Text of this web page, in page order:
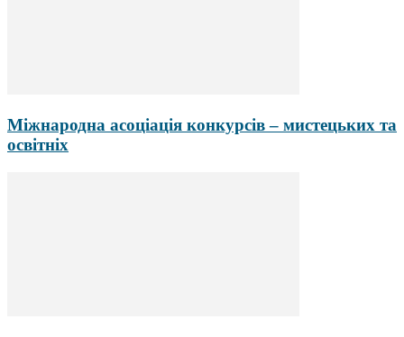
Міжнародна асоціація конкурсів – мистецьких та
освітніх